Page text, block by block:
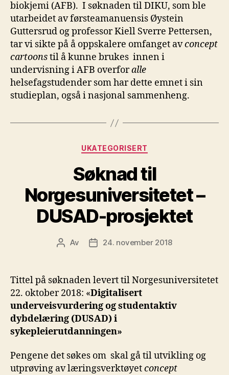
biokjemi (AFB). I søknaden til DIKU, som ble
utarbeidet av førsteamanuensis Øystein
Guttersrud og professor Kiell Sverre Pettersen,
tar vi sikte på å oppskalere omfanget avconcept
cartoonstil å kunne brukes innen i
undervisning i AFB overforalle
helsefagstudender som har dette emnet i sin
studieplan, også i nasjonal sammenheng.
Kategorier
UKATEGORISERT
Søknad til
Norgesuniversitetet –
DUSAD-prosjektet
Innleggsforfatter
Av Publiseringsdato
24. november 2018
Tittel på søknaden levert til Norgesuniversitetet
22. oktober 2018: «Digitalisert
underveisvurdering og studentaktiv
dybdelæring (DUSAD) i
sykepleierutdanningen»
Pengene det søkes om skal gå til utvikling og
utprøving av læringsverktøyetconcept